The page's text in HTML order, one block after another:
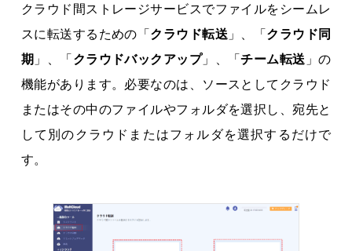
クラウド間ストレージサービスでファイルをシームレ
スに転送するための「クラウド転送 」、「クラウド同
期 」、「クラウドバックアップ」、「チーム転送 」の
機能があります。必要なのは、ソースとしてクラウド
またはその中のファイルやフォルダを選択し、宛先と
して別のクラウドまたはフォルダを選択するだけで
す。